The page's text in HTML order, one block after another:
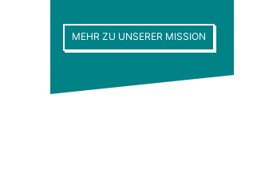
MEHR ZU UNSERER MISSION